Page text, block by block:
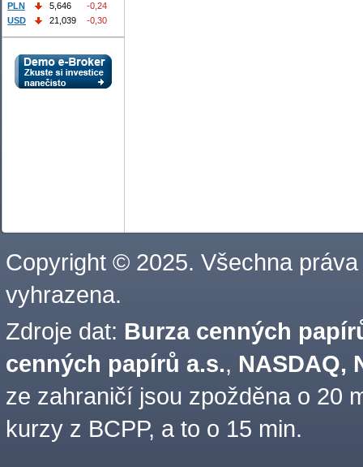
PLN
5,646
-0,24
USD
21,039 -0,30
Copyright © 2025. Všechna práva
vyhrazena.
Zdroje dat: Burza cenných
cenných papírů a.s., NASDAQ,
ze zahraničí jsou zpožděna o 20
kurzy z BCPP, a to o 15 min.